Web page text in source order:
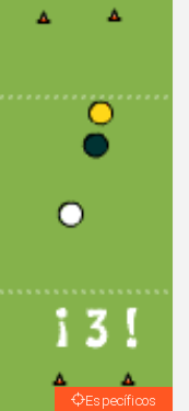
Específicos